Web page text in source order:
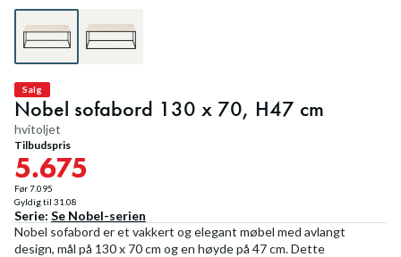
Salg
Nobel sofabord 130 x 70, H47 cm
hvitoljet
Tilbudspris
5.675
Før7.095
Gyldig til 31.08
Serie: Se Nobel-serien
Nobel sofabord er et vakkert og elegant møbel med avlangt
design, mål på 130 x 70 cm og en høyde på 47 cm. Dette